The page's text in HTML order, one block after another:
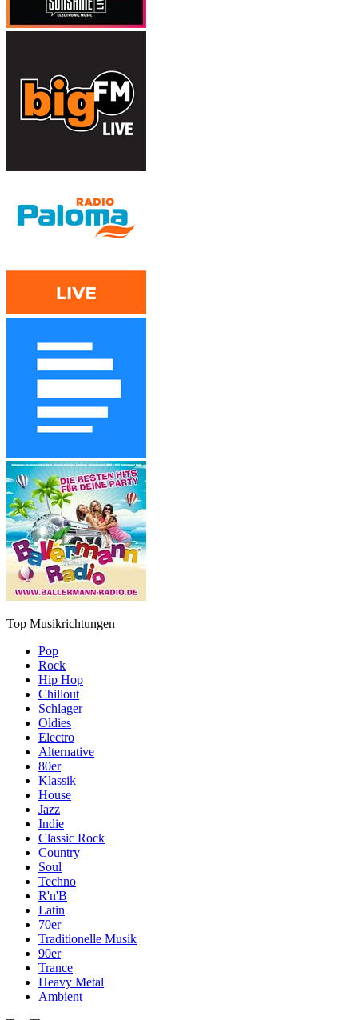
Top Musikrichtungen
Pop
Rock
Hip Hop
Chillout
Schlager
Oldies
Electro
Alternative
80er
Klassik
House
Jazz
Indie
Classic Rock
Country
Soul
Techno
R'n'B
Latin
70er
Traditionelle Musik
90er
Trance
Heavy Metal
Ambient